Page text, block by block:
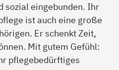
sozial eingebunden. Ihr
ist auch eine große
Er schenkt Zeit,
Mit gutem Gefühl:
pflegebedürftiges